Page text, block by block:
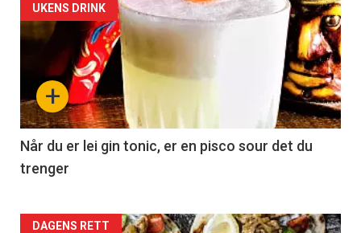
+
UKENS DRINK
Når du er lei gin tonic, er en pisco sour det du
trenger
DAGENS RETT